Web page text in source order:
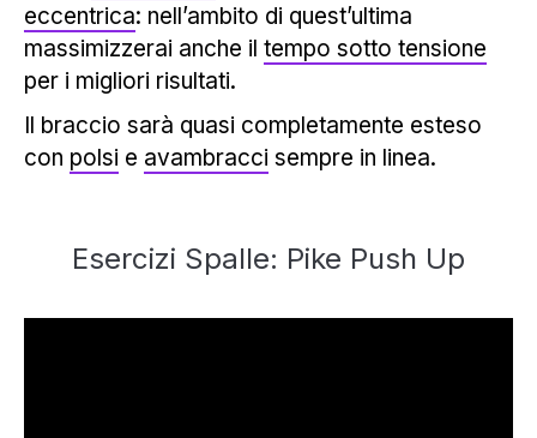
eccentrica: nell’ambito di quest’ultima
massimizzerai anche il tempo sotto tensione
per i migliori risultati.
Il braccio sarà quasi completamente esteso
con polsi e avambracci sempre in linea.
Esercizi Spalle: Pike Push Up